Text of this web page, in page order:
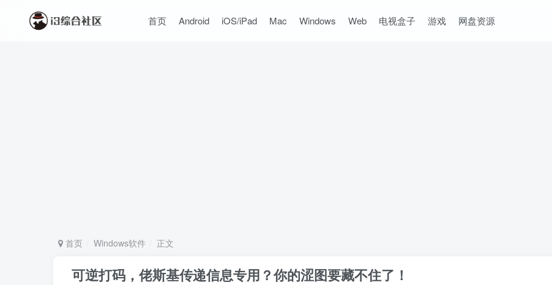
首页 Android iOS/iPad Mac Windows Web 电视盒子 游戏 网盘资源
首页 Windows软件 正文
可逆打码，佬斯基传递信息专用？你的涩图要藏不住了！